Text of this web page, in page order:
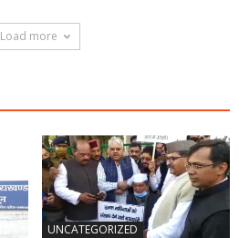
Load more
UNCATEGORIZED